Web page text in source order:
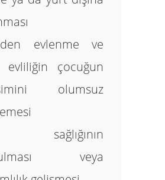
evlenme ve
evliliğin çocuğun
olumsuz
sağlığının
veya